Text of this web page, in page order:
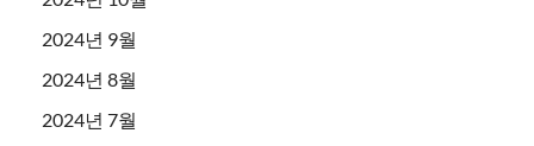
2024년 9월
2024년 8월
2024년 7월